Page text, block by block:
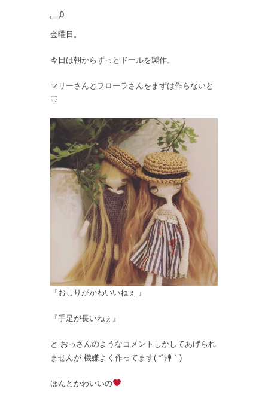
0
金曜日。
今日は朝からずっとドールを製作。
マリーさんとフローラさんをまずは作らないと
♡
『おしりがかわいいねぇ 』
『手足が長いねぇ』
と おっさんのようなコメントしかしてあげられ
ませんが 機嫌よく作ってます( *´艸｀)
ほんとかわいいの